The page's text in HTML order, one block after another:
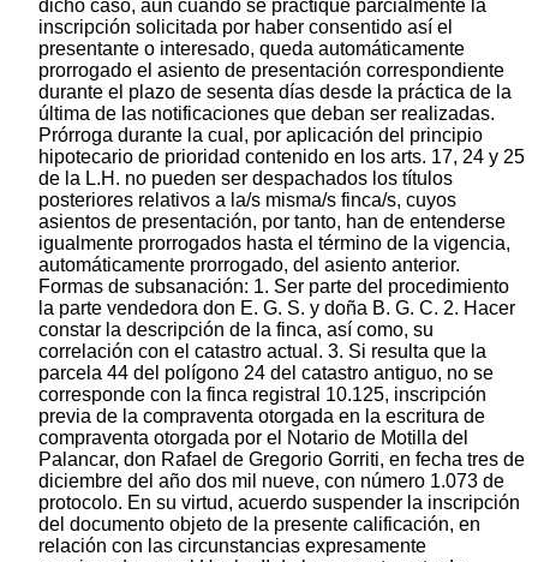
dicho caso, aun cuando se practique parcialmente la
inscripción solicitada por haber consentido así el
presentante o interesado, queda automáticamente
prorrogado el asiento de presentación correspondiente
durante el plazo de sesenta días desde la práctica de la
última de las notificaciones que deban ser realizadas.
Prórroga durante la cual, por aplicación del principio
hipotecario de prioridad contenido en los arts. 17, 24 y 25
de la L.H. no pueden ser despachados los títulos
posteriores relativos a la/s misma/s finca/s, cuyos
asientos de presentación, por tanto, han de entenderse
igualmente prorrogados hasta el término de la vigencia,
automáticamente prorrogado, del asiento anterior.
Formas de subsanación: 1. Ser parte del procedimiento
la parte vendedora don E. G. S. y doña B. G. C. 2. Hacer
constar la descripción de la finca, así como, su
correlación con el catastro actual. 3. Si resulta que la
parcela 44 del polígono 24 del catastro antiguo, no se
corresponde con la finca registral 10.125, inscripción
previa de la compraventa otorgada en la escritura de
compraventa otorgada por el Notario de Motilla del
Palancar, don Rafael de Gregorio Gorriti, en fecha tres de
diciembre del año dos mil nueve, con número 1.073 de
protocolo. En su virtud, acuerdo suspender la inscripción
del documento objeto de la presente calificación, en
relación con las circunstancias expresamente